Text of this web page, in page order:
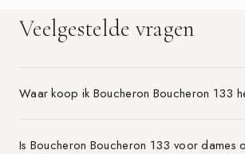
Veelgestelde vragen
Waar koop ik Boucheron Boucheron 133
Is Boucheron Boucheron 133 voor dames